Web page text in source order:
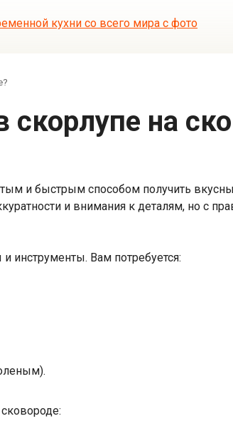
скорлупе на
и быстрым способом получить
и внимания к деталям, но с
инструменты. Вам потребуется: